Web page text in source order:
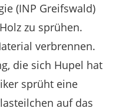
(INP Greifswald)
zu sprühen.
verbrennen.
die sich Hupel hat
sprüht eine
auf das